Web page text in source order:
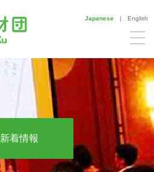
Japanese | English
新着情報